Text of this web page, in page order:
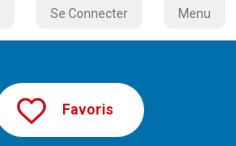
Menu
Se Connecter
Favoris